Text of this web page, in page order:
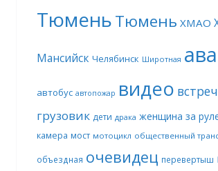
ТюменьТюмень ХМАО
Мансийск Челябинск Широтная
автобус автопожар видео
грузовик дети драка женщина за
камера мост мотоцикл общественный
объездная очевидец перевертыш